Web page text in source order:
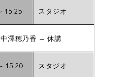
15:25 スタジオ
中澤穂乃香 → 休講
15:20 スタジオ